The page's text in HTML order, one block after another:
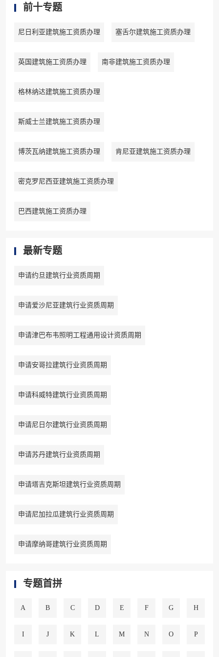
前十专题
尼日利亚建筑施工资质办理 塞舌尔建筑施工资质办理
英国建筑施工资质办理 南非建筑施工资质办理
格林纳达建筑施工资质办理
斯威士兰建筑施工资质办理
博茨瓦纳建筑施工资质办理 肯尼亚建筑施工资质办理
密克罗尼西亚建筑施工资质办理
巴西建筑施工资质办理
最新专题
申请约旦建筑行业资质周期
申请爱沙尼亚建筑行业资质周期
申请津巴布韦照明工程通用设计资质周期
申请安哥拉建筑行业资质周期
申请科威特建筑行业资质周期
申请尼日尔建筑行业资质周期
申请苏丹建筑行业资质周期
申请塔吉克斯坦建筑行业资质周期
申请尼加拉瓜建筑行业资质周期
申请摩纳哥建筑行业资质周期
专题首拼
A B C D E F G H
I J K L M N O P